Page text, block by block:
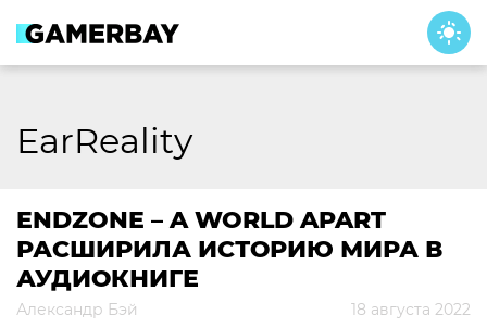
content
EarReality
ENDZONE – A WORLD APART
РАСШИРИЛА ИСТОРИЮ МИРА В
АУДИОКНИГЕ
Александр Бэй 18 августа 2022